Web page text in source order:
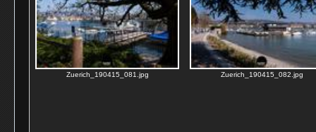
Zuerich_190415_081.jpg Zuerich_190415_082.jpg